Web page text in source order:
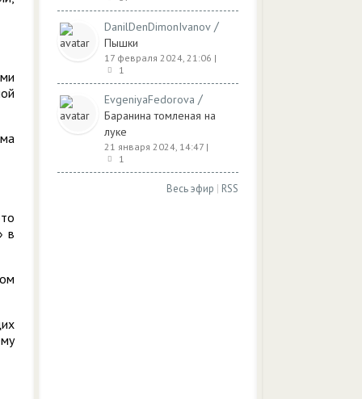
в
DanilDenDimonIvanov /
Пышки
17 февраля 2024, 21:06 |
1
EvgeniyaFedorova /
Баранина томленая на
луке
21 января 2024, 14:47 |
1
Весь эфир | RSS